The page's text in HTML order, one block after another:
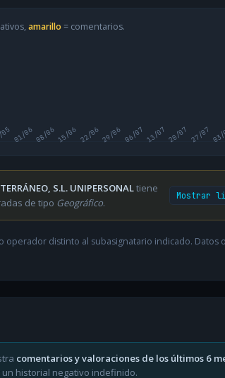
amarillo = comentarios.
01/0608/0615/06 22/0629/06 06/07 13/07 20/07 27/07
S.L. UNIPERSONALtiene
de tipo Geográfico.
Mostrar
distinto al subasignatario indicado. Datos
comentarios y valoraciones de los últimos 6
historial negativo indefinido.